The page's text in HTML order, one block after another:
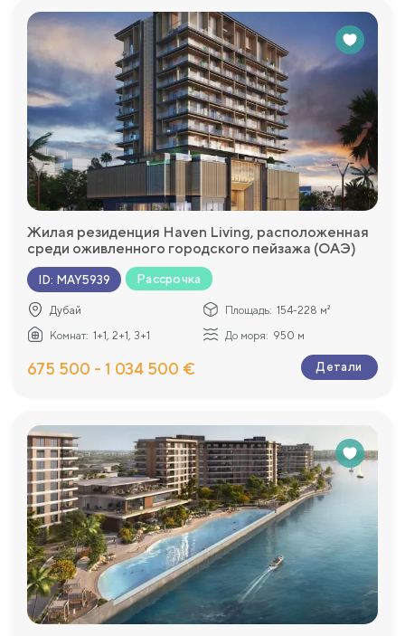
Жилая резиденция Haven Living, расположенная
среди оживленного городского пейзажа (ОАЭ)
ID: MAY5939 Рассрочка
Дубай Площадь: 154-228 м²
Комнат: 1+1, 2+1, 3+1 До моря: 950 м
675 500 - 1 034 500 € Детали